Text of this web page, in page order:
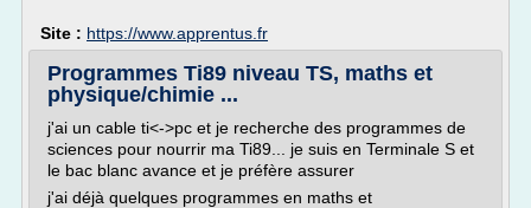
Site : https://www.apprentus.fr
Programmes Ti89 niveau TS, maths et
physique/chimie ...
j'ai un cable ti<->pc et je recherche des programmes de
sciences pour nourrir ma Ti89... je suis en Terminale S et
le bac blanc avance et je préfère assurer
j'ai déjà quelques programmes en maths et